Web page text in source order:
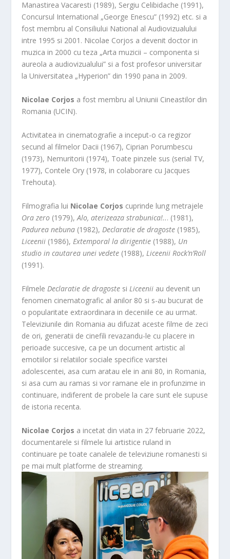
Manastirea Vacaresti (1989), Sergiu Celibidache (1991),
Concursul International „George Enescu” (1992) etc. si a
fost membru al Consiliului National al Audiovizualului
intre 1995 si 2001. Nicolae Corjos a devenit doctor in
muzica in 2000 cu teza „Arta muzicii – componenta si
aureola a audiovizualului” si a fost profesor universitar
la Universitatea „Hyperion” din 1990 pana in 2009.
Nicolae Corjos a fost membru al Uniunii Cineastilor din
Romania (UCIN).
Activitatea in cinematografie a inceput-o ca regizor
secund al filmelor Dacii (1967), Ciprian Porumbescu
(1973), Nemuritorii (1974), Toate pinzele sus (serial TV,
1977), Contele Ory (1978, in colaborare cu Jacques
Trehouta).
Filmografia lui Nicolae Corjos cuprinde lung metrajele
Ora zero (1979),Alo, aterizeaza strabunica!... (1981),
Padurea nebuna (1982),Declaratie de dragoste (1985),
Liceenii (1986),Extemporal la dirigentie (1988), Un
studio in cautarea unei vedete (1988),Liceenii Rock’n’Roll
(1991).
FilmeleDeclaratie de dragoste si Liceenii au devenit un
fenomen cinematografic al anilor 80 si s-au bucurat de
o popularitate extraordinara in deceniile ce au urmat.
Televiziunile din Romania au difuzat aceste filme de zeci
de ori, generatii de cinefili revazandu-le cu placere in
perioade succesive, ca pe un document artistic al
emotiilor si relatiilor sociale specifice varstei
adolescentei, asa cum aratau ele in anii 80, in Romania,
si asa cum au ramas si vor ramane ele in profunzime in
continuare, indiferent de probele la care sunt ele supuse
de istoria recenta.
Nicolae Corjos a incetat din viata in 27 februarie 2022,
documentarele si filmele lui artistice ruland in
continuare pe toate canalele de televiziune romanesti si
pe mai mult platforme de streaming.